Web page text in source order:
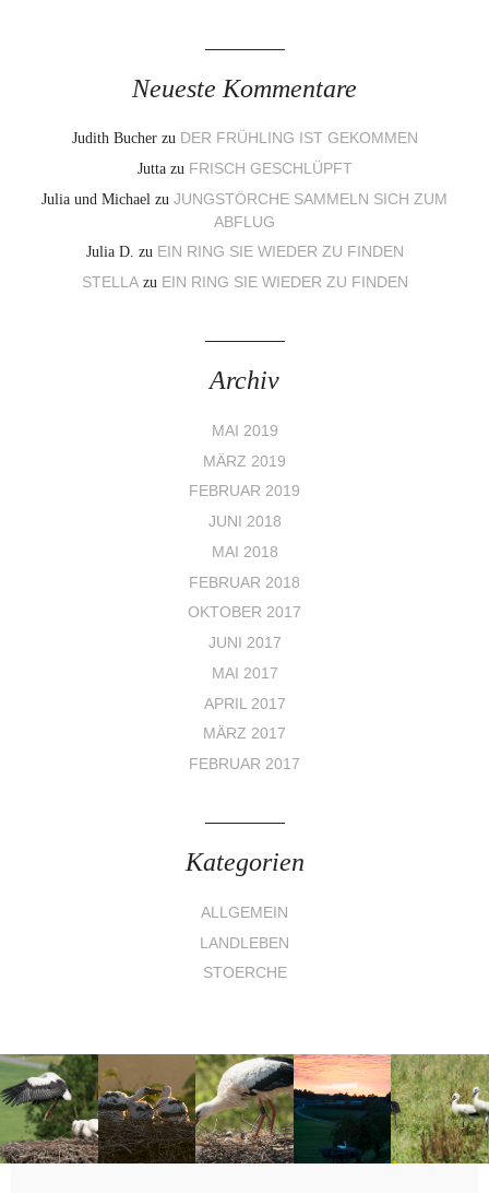
Neueste Kommentare
Judith Bucherzu DER FRÜHLING IST GEKOMMEN
Juttazu FRISCH GESCHLÜPFT
Julia und Michael zu JUNGSTÖRCHE SAMMELN SICH ZUM
ABFLUG
Julia D. zu EIN RING SIE WIEDER ZU FINDEN
STELLAzu EIN RING SIE WIEDER ZU FINDEN
Archiv
MAI 2019
MÄRZ 2019
FEBRUAR 2019
JUNI 2018
MAI 2018
FEBRUAR 2018
OKTOBER 2017
JUNI 2017
MAI 2017
APRIL 2017
MÄRZ 2017
FEBRUAR 2017
Kategorien
ALLGEMEIN
LANDLEBEN
STOERCHE